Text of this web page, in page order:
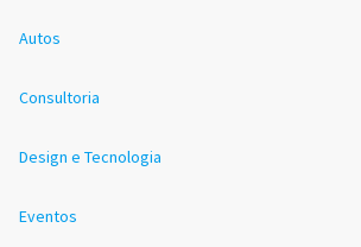
Autos
Consultoria
Design e Tecnologia
Eventos